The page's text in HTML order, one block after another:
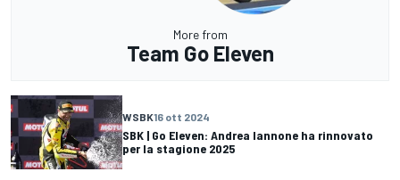
More from
Team Go Eleven
WSBK16 ott 2024
SBK | Go Eleven: Andrea Iannone ha rinnovato
per la stagione 2025